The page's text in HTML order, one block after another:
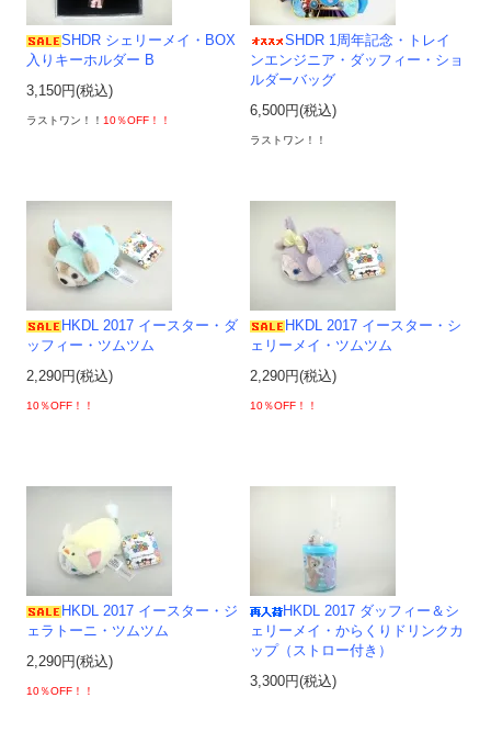
SHDR シェリーメイ・BOX
入りキーホルダー B
3,150円(税込)
ラストワン！！ 10％OFF！！
SHDR 1周年記念・トレイ
ンエンジニア・ダッフィー・ショ
ルダーバッグ
6,500円(税込)
ラストワン！！
HKDL 2017 イースター・ダ
ッフィー・ツムツム
2,290円(税込)
10％OFF！！
HKDL 2017 イースター・シ
ェリーメイ・ツムツム
2,290円(税込)
10％OFF！！
HKDL 2017 イースター・ジ
ェラトーニ・ツムツム
2,290円(税込)
10％OFF！！
HKDL 2017 ダッフィー＆シ
ェリーメイ・からくりドリンクカ
ップ（ストロー付き）
3,300円(税込)